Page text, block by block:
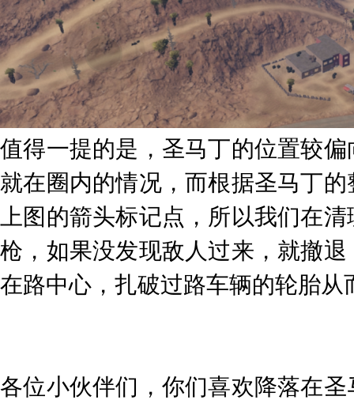
值得一提的是，圣马丁的位置较
就在圈内的情况，而根据圣马丁
上图的箭头标记点，所以我们在
枪，如果没发现敌人过来，就撤
在路中心，扎破过路车辆的轮胎
各位小伙伴们，你们喜欢降落在